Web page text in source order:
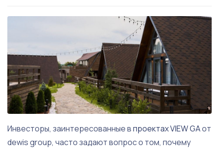
Инвесторы, заинтересованные впроектах VIEW GAот
dewis group, часто задают вопрос о том, почему